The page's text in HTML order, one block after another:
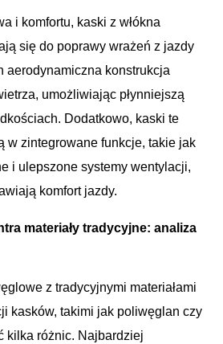
i komfortu, kaski z włókna
się do poprawy wrażeń z jazdy
aerodynamiczna konstrukcja
umożliwiając płynniejszą
Dodatkowo, kaski te
w zintegrowane funkcje, takie jak
i ulepszone systemy wentylacji,
komfort jazdy.
materiały tradycyjne: analiza
z tradycyjnymi materiałami
kasków, takimi jak poliwęglan czy
kilka różnic. Najbardziej